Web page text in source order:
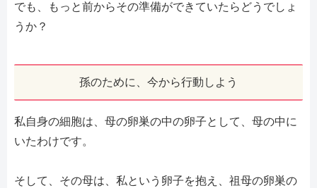
でも、もっと前からその準備ができていたらどうでしょ
うか？
孫のために、今から行動しよう
私自身の細胞は、母の卵巣の中の卵子として、母の中に
いたわけです。
そして、その母は、私という卵子を抱え、祖母の卵巣の